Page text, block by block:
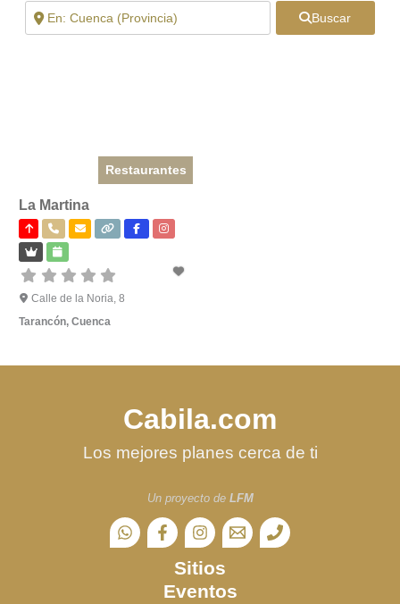
Buscar
Restaurantes
La Martina
Calle de la Noria, 8
Tarancón, Cuenca
Cabila.com
Los mejores planes cerca de ti
Un proyecto de LFM
Sitios
Eventos